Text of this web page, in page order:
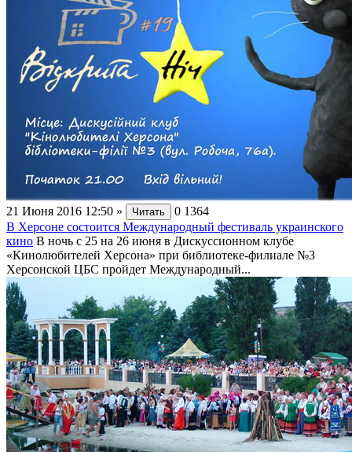
21 Июня 2016 12:50 » Читать 0 1364
В Херсоне состоится Международный фестиваль украинского
кино В ночь с 25 на 26 июня в Дискуссионном клубе
«Кинолюбителей Херсона» при библиотеке-филиале №3
Херсонской ЦБС пройдет Международный...